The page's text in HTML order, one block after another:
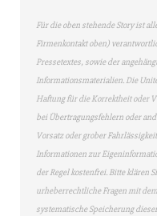
Für die oben stehende Story ist
Firmenkontakt oben)
Pressetextes, sowie der
Informationsmaterialien. Die
Haftung für die Korrektheit oder
bei Übertragungsfehlern oder
Vorsatz oder grober
Informationen zur
der Regel kostenfrei. Bitte klären
urheberrechtliche Fragen mit
systematische Speicherung